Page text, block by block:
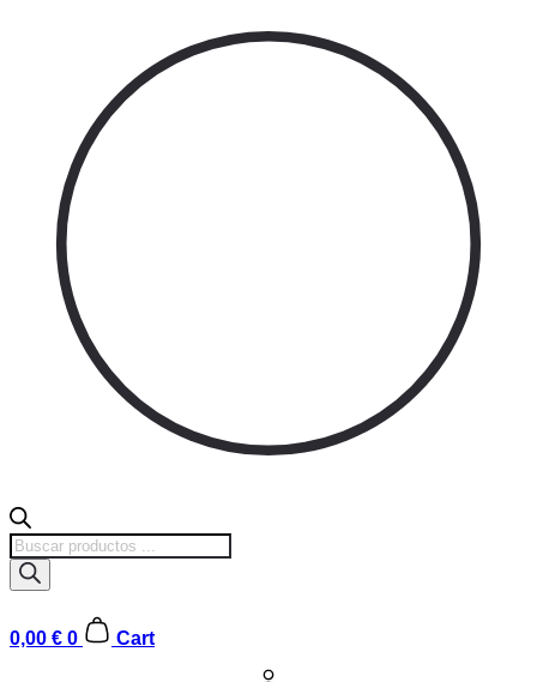
Búsqueda
de
productos
0,00 € 0 Cart